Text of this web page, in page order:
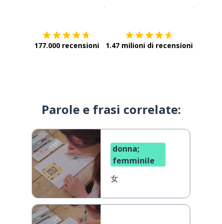
177.000 recensioni 1.47 milioni di recensioni
Parole e frasi correlate:
donna;
femminile
女